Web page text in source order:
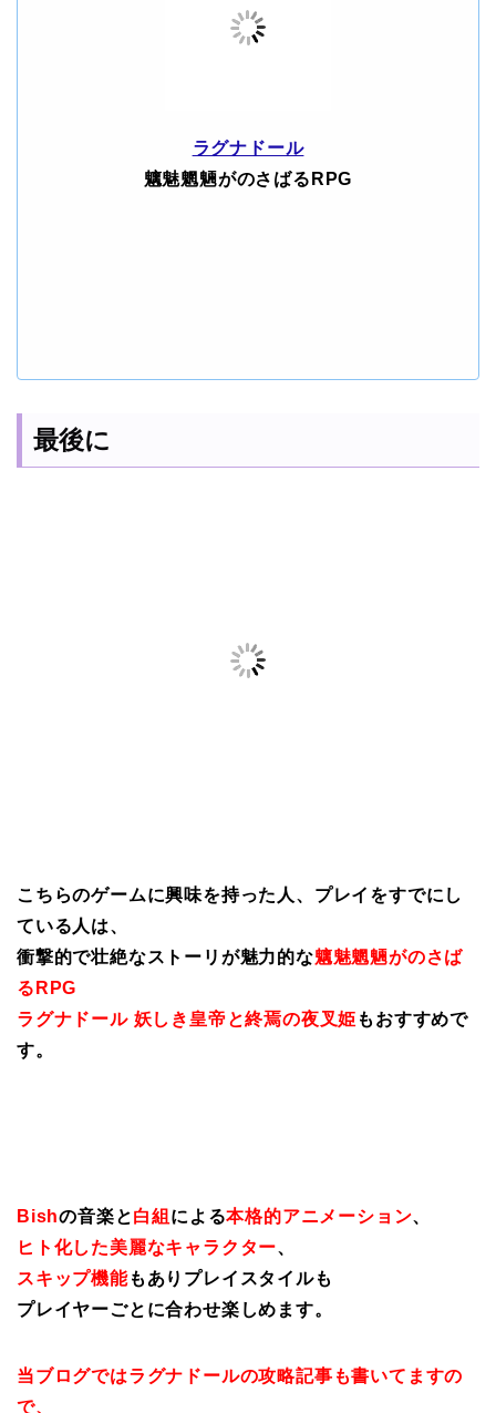
ラグナドール
魑魅魍魎がのさばるRPG
最後に
こちらのゲームに興味を持った人、プレイをすでにし
ている人は、
衝撃的で壮絶なストーリが魅力的な魑魅魍魎がのさば
るRPG
ラグナドール 妖しき皇帝と終焉の夜叉姫 もおすすめで
す。
Bishの音楽と白組 による本格的アニメーション、
ヒト化した美麗なキャラクター、
スキップ機能もありプレイスタイルも
プレイヤーごとに合わせ楽しめます。
当ブログではラグナドールの攻略記事も書いてますの
で、